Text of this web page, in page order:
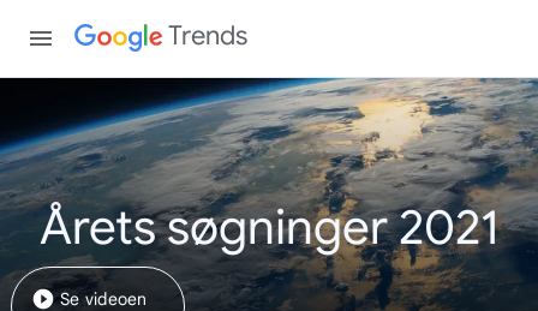
Trends
Årets søgninger 2021
Se videoen